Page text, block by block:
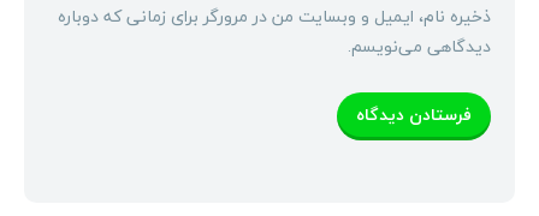
ذخیره نام، ایمیل و وبسایت من در مرورگر برای زمانی که دوباره
دیدگاهی می‌نویسم.